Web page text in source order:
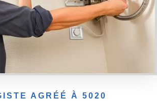
AGRÉÉ À 5020